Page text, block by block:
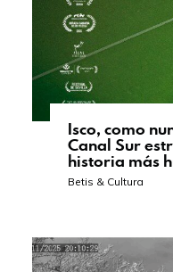
Isco, como
Canal Sur
historia más
Betis & Cultura